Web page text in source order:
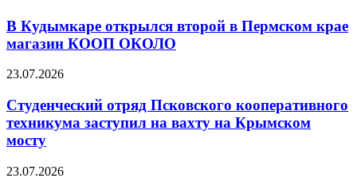
В Кудымкаре открылся второй в Пермском крае
магазин КООП ОКОЛО
23.07.2026
Студенческий отряд Псковского кооперативного
техникума заступил на вахту на Крымском
мосту
23.07.2026